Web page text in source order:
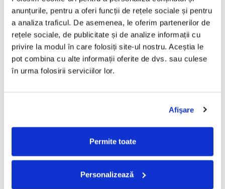
anunțurile, pentru a oferi funcții de rețele sociale și pentru
a analiza traficul. De asemenea, le oferim partenerilor de
rețele sociale, de publicitate și de analize informații cu
privire la modul în care folosiți site-ul nostru. Aceștia le
pot combina cu alte informații oferite de dvs. sau culese
în urma folosirii serviciilor lor.
Afişare
Permite toate
Personalizează
9
Valuri
Lyrics By –Cristian Minculescu
Music By –Adrian Ilie
4:50
10
Floare De Iris
Lyrics By, Music By –Cristian Minculescu
3:59
4:52
Mihai Godoroja
34,99 Lei